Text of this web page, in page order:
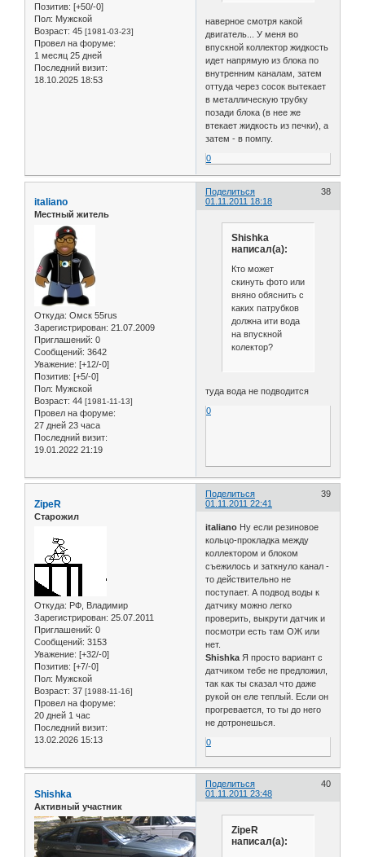
Позитив: [+50/-0]
Пол: Мужской
Возраст: 45 [1981-03-23]
Провел на форуме:
1 месяц 25 дней
Последний визит:
18.10.2025 18:53
наверное смотря какой
двигатель... У меня во
впускной коллектор жидкость
идет напрямую из блока по
внутренним каналам, затем
оттуда через сосок вытекает
в металлическую трубку
позади блока (в нее же
втекает жидкость из печки), а
затем - в помпу.
0
Поделиться
38
01.11.2011 18:18
italiano
Местный житель
Откуда: Омск 55rus
Зарегистрирован: 21.07.2009
Приглашений: 0
Сообщений: 3642
Уважение: [+12/-0]
Позитив: [+5/-0]
Пол: Мужской
Возраст: 44 [1981-11-13]
Провел на форуме:
27 дней 23 часа
Последний визит:
19.01.2022 21:19
Shishka
написал(а):
Кто может
скинуть фото или
вняно обяснить с
каких патрубков
должна ити вода
на впускной
колектор?
туда вода не подводится
0
Поделиться
39
01.11.2011 22:41
ZipeR
Старожил
Откуда: РФ, Владимир
Зарегистрирован: 25.07.2011
Приглашений: 0
Сообщений: 3153
Уважение: [+32/-0]
Позитив: [+7/-0]
Пол: Мужской
Возраст: 37 [1988-11-16]
Провел на форуме:
20 дней 1 час
Последний визит:
13.02.2026 15:13
italiano Ну если резиновое
кольцо-прокладка между
коллектором и блоком
съежилось и заткнуло канал -
то действительно не
поступает. А подвод воды к
датчику можно легко
проверить, выкрути датчик и
посмотри есть там ОЖ или
нет.
Shishka Я просто вариант с
датчиком тебе не предложил,
так как ты сказал что даже
рукой он еле теплый. Если он
прогревается, то ты до него
не дотронешься.
0
Поделиться
40
01.11.2011 23:48
Shishka
Активный участник
ZipeR
написал(а):